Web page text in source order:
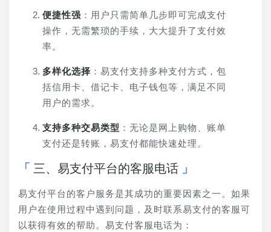
便捷性强 ：用户只需简单几步即可完成支付
操作，无需繁琐的手续，大大提升了支付效
率。
多样化选择 ：易支付支持多种支付方式，包
括信用卡、借记卡、电子钱包等，满足不同
用户的需求。
支持多种交易类型 ：无论是网上购物、账单
支付还是转账，易支付都能快速处理。
三、易支付平台的客服电话
易支付平台的客户服务是其成功的重要因素之一。如果
用户在使用过程中遇到问题，及时联系易支付的客服可
以获得有效的帮助。易支付客服电话为：